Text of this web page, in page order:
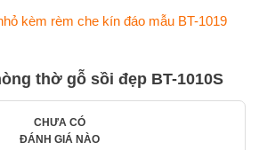
kèm rèm che kín đáo mẫu BT-1019
thờ gỗ sồi đẹp BT-1010S
CHƯA CÓ
ĐÁNH GIÁ NÀO